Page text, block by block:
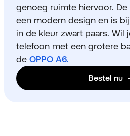
genoeg ruimte hiervoor. De
een modern design en is
in de kleur zwart paars. Wil
telefoon met een grotere
de OPPO A6.
Bestel nu